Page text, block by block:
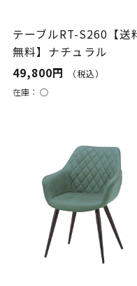
テーブルRT-S260【送
無料】ナチュラル
49,800円
（税込）
在庫： ○